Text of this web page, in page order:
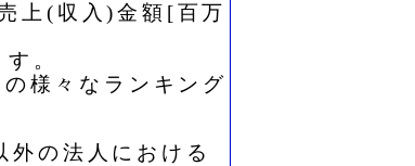
上(収入)金額[百万
。
様々なランキング
の法人における